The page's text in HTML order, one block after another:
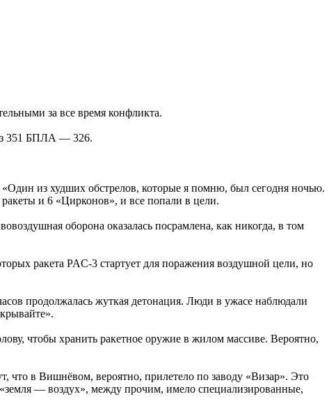
за все время конфликта.
351 БПЛА — 326.
из худших обстрелов, которые я помню, был сегодня ночью.
и 6 «Цирконов», и все попали в цели.
оборона оказалась посрамлена, как никогда, в том
ракета PAC-3 стартует для поражения воздушной цели, но
продолжалась жуткая детонация. Люди в ужасе наблюдали
чтобы хранить ракетное оружие в жилом массиве. Вероятно,
в Вишнёвом, вероятно, прилетело по заводу «Визар». Это
— воздух», между прочим, имело специализированные,